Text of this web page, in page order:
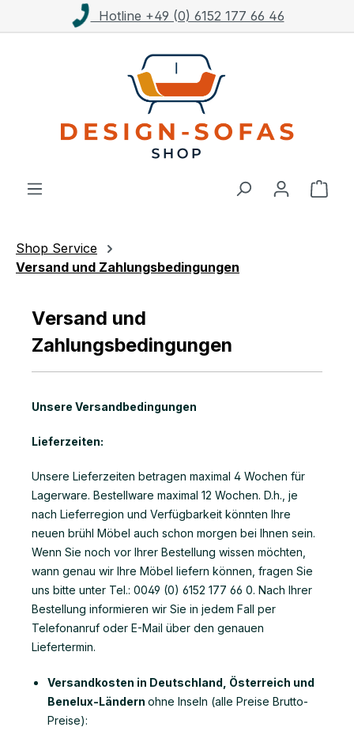
Zum Hauptinhalt springen
+49 (0) 6152 177 66 46
Shop Service
Versand und Zahlungsbedingungen
Versand und
Zahlungsbedingungen
Unsere Versandbedingungen
Lieferzeiten:
Unsere Lieferzeiten betragen maximal 4 Wochen für
Lagerware. Bestellware maximal 12 Wochen. D.h., je
nach Lieferregion und Verfügbarkeit könnten Ihre
neuen brühl Möbel auch schon morgen bei Ihnen sein.
Wenn Sie noch vor Ihrer Bestellung wissen möchten,
wann genau wir Ihre Möbel liefern können, fragen Sie
uns bitte unter Tel.: 0049 (0) 6152 177 66 0. Nach Ihrer
Bestellung informieren wir Sie in jedem Fall per
Telefonanruf oder E-Mail über den genauen
Liefertermin.
Versandkosten in Deutschland, Österreich und
Benelux-Ländern ohne Inseln (alle Preise Brutto-
Preise):